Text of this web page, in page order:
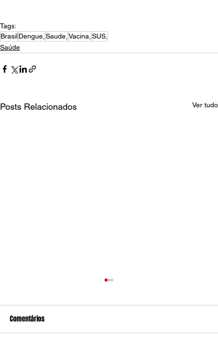
Tags:
BrasilDengue, Saude, Vacina, SUS,
Saúde
Posts Relacionados Ver tudo
Comentários